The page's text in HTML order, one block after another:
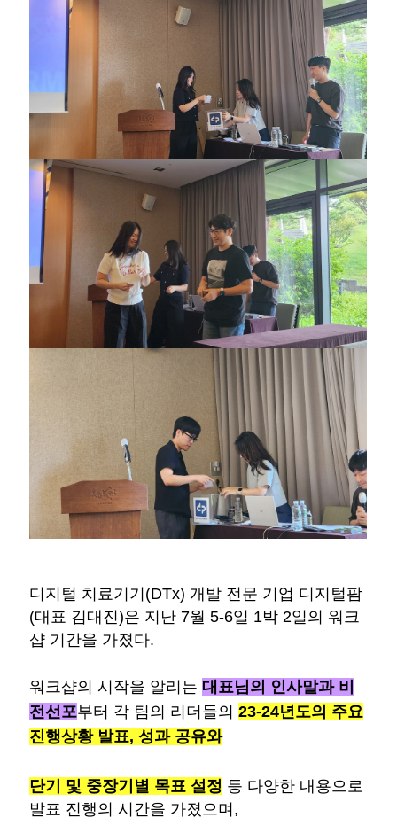
디지털 치료기기(DTx) 개발 전문 기업 디지털팜
(대표 김대진)은 지난 7월 5-6일 1박 2일의 워크
샵 기간을 가졌다.
워크샵의 시작을 알리는 대표님의 인사말과 비
전선포부터 각 팀의 리더들의23-24년도의 주요
진행상황 발표, 성과 공유와
단기 및 중장기별 목표 설정 등 다양한 내용으로
발표 진행의 시간을 가졌으며,